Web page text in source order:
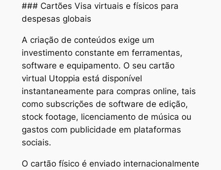
### Cartões Visa virtuais e físicos para
despesas globais
A criação de conteúdos exige um
investimento constante em ferramentas,
software e equipamento. O seu cartão
virtual Utoppia está disponível
instantaneamente para compras online, tais
como subscrições de software de edição,
stock footage, licenciamento de música ou
gastos com publicidade em plataformas
sociais.
O cartão físico é enviado internacionalmente